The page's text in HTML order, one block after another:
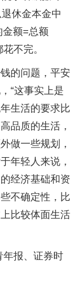
休金本金中
金额=总额
不完。
的问题，平安
“这事实上是
生活的要求比
品质的生活，
做一些规划，
年轻人来说，
经济基础和资
不确定性，比
比较体面生活
年报、证券时